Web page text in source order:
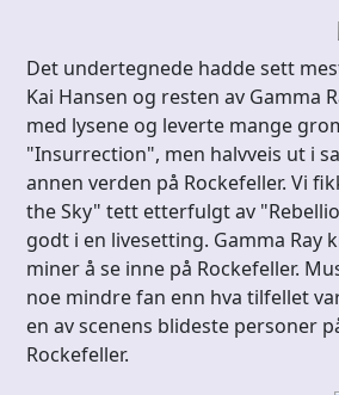
Det undertegnede hadde sett
Kai Hansen og resten av Gamma
med lysene og leverte mange
"Insurrection", men halvveis ut i
annen verden på Rockefeller. Vi
the Sky" tett etterfulgt av
godt i en livesetting. Gamma Ray
miner å se inne på Rockefeller.
noe mindre fan enn hva tilfellet
en av scenens blideste personer
Rockefeller.